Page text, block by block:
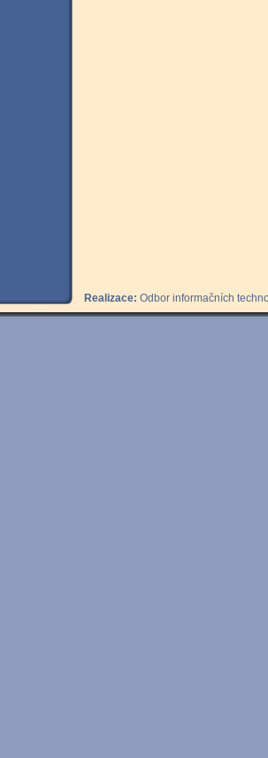
Realizace: Odbor informačních